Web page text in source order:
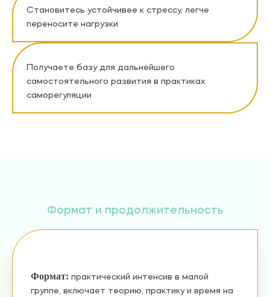
Становитесь устойчивее к стрессу, легче
переносите нагрузки
Получаете базу для дальнейшего
самостоятельного развития в практиках
саморегуляции
Формат и продолжительность
Формат: практический интенсив в малой
группе, включает теорию, практику и время на